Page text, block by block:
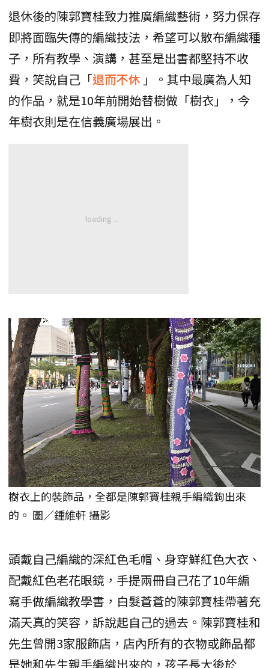
退休後的陳郭寶桂致力推廣編織藝術，努力保存
即將面臨失傳的編織技法，希望可以散布編織種
子，所有教學、演講，甚至是出書都堅持不收
費，笑說自己「退而不休 」。其中最廣為人知
的作品，就是10年前開始替樹做「樹衣」，今
年樹衣則是在信義廣場展出。
樹衣上的裝飾品，全都是陳郭寶桂親手編織鉤出來
的。 圖／鍾維軒 攝影
頭戴自己編織的深紅色毛帽、身穿鮮紅色大衣、
配戴紅色老花眼鏡，手提兩冊自己花了10年編
寫手做編織教學書，白髮蒼蒼的陳郭寶桂帶著充
滿天真的笑容，訴說起自己的過去。陳郭寶桂和
先生曾開3家服飾店，店內所有的衣物或飾品都
是她和先生親手編織出來的，孩子長大後於